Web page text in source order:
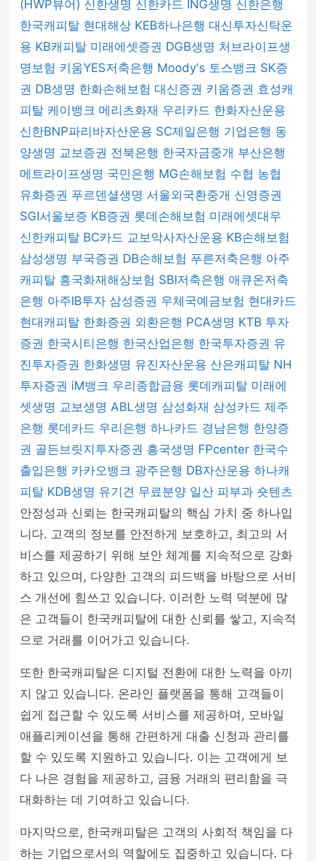
(HWP뷰어) 신한생명 신한카드 ING생명 신한은행
한국캐피탈 현대해상 KEB하나은행 대신투자신탁운
용 KB캐피탈 미래에셋증권 DGB생명 처브라이프생
명보험 키움YES저축은행 Moody's 토스뱅크 SK증
권 DB생명 한화손해보험 대신증권 키움증권 효성캐
피탈 케이뱅크 메리츠화재 우리카드 한화자산운용
신한BNP파리바자산운용 SC제일은행 기업은행 동
양생명 교보증권 전북은행 한국자금중개 부산은행
메트라이프생명 국민은행 MG손해보험 수협 농협
유화증권 푸르덴셜생명 서울외국환중개 신영증권
SGI서울보증 KB증권 롯데손해보험 미래에셋대우
신한캐피탈 BC카드 교보악사자산운용 KB손해보험
삼성생명 부국증권 DB손해보험 푸른저축은행 아주
캐피탈 흥국화재해상보험 SBI저축은행 애큐온저축
은행 아주IB투자 삼성증권 우체국예금보험 현대카드
현대캐피탈 한화증권 외환은행 PCA생명 KTB 투자
증권 한국시티은행 한국산업은행 한국투자증권 유
진투자증권 한화생명 유진자산운용 산은캐피탈 NH
투자증권 iM뱅크 우리종합금융 롯데캐피탈 미래에
셋생명 교보생명 ABL생명 삼성화재 삼성카드 제주
은행 롯데카드 우리은행 하나카드 경남은행 한양증
권 골든브릿지투자증권 흥국생명 FPcenter 한국수
출입은행 카카오뱅크 광주은행 DB자산운용 하나캐
피탈 KDB생명 유기견 무료분양 일산 피부과 숏텐츠
안정성과 신뢰는 한국캐피탈의 핵심 가치 중 하나입
니다. 고객의 정보를 안전하게 보호하고, 최고의 서
비스를 제공하기 위해 보안 체계를 지속적으로 강화
하고 있으며, 다양한 고객의 피드백을 바탕으로 서비
스 개선에 힘쓰고 있습니다. 이러한 노력 덕분에 많
은 고객들이 한국캐피탈에 대한 신뢰를 쌓고, 지속적
으로 거래를 이어가고 있습니다.
또한 한국캐피탈은 디지털 전환에 대한 노력을 아끼
지 않고 있습니다. 온라인 플랫폼을 통해 고객들이
쉽게 접근할 수 있도록 서비스를 제공하며, 모바일
애플리케이션을 통해 간편하게 대출 신청과 관리를
할 수 있도록 지원하고 있습니다. 이는 고객에게 보
다 나은 경험을 제공하고, 금융 거래의 편리함을 극
대화하는 데 기여하고 있습니다.
마지막으로, 한국캐피탈은 고객의 사회적 책임을 다
하는 기업으로서의 역할에도 집중하고 있습니다. 다